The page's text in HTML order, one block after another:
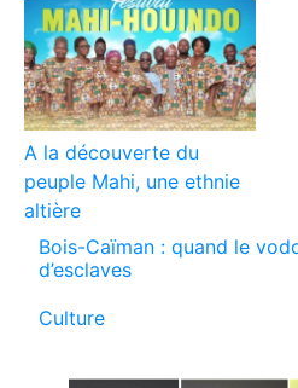
A la découverte du
peuple Mahi, une ethnie
altière
Bois-Caïman : quand le
d’esclaves
Par rapport à
Culture